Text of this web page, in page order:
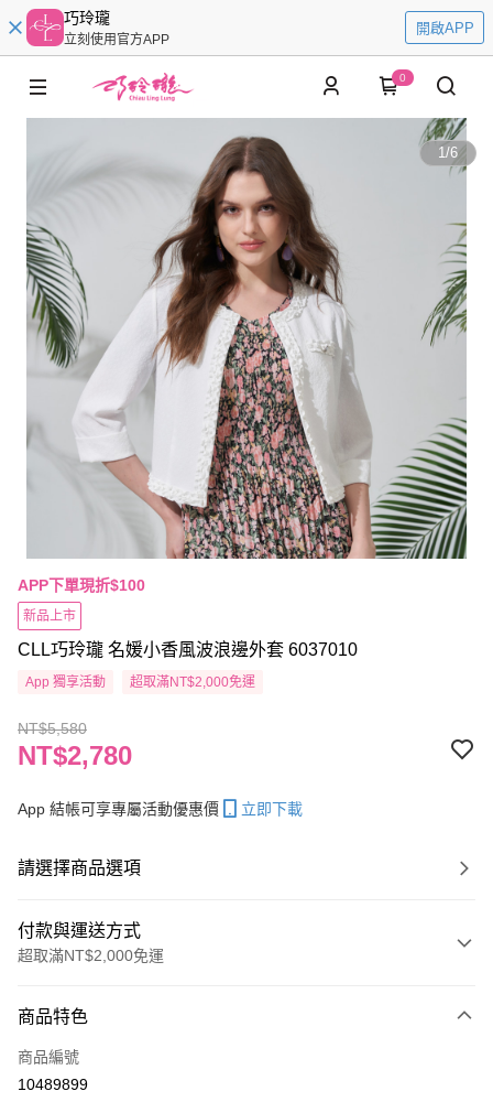
巧玲瓏
立刻使用官方APP
開啟APP
0
1/6
APP下單現折$100
新品上市
CLL巧玲瓏 名媛小香風波浪邊外套 6037010
App 獨享活動 超取滿NT$2,000免運
NT$5,580
NT$2,780
App 結帳可享專屬活動優惠價 立即下載
請選擇商品選項
付款與運送方式
超取滿NT$2,000免運
信用卡一次付款
信用卡分期付款
商品特色
商品編號
10489899